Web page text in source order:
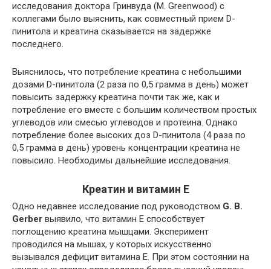
исследования доктора Гринвуда (М. Greenwood) с
коллегами было выяснить, как совместный прием D-
пинитола и креатина сказывается на задержке
последнего.
Выяснилось, что потребление креатина с небольшими
дозами D-пинитола (2 раза по 0,5 грамма в день) может
повысить задержку креатина почти так же, как и
потребление его вместе с большим количеством простых
углеводов или смесью углеводов и протеина. Однако
потребление более высоких доз D-пинитола (4 раза по
0,5 грамма в день) уровень концентрации креатина не
повысило. Необходимы дальнейшие исследования.
Креатин и витамин E
Одно недавнее исследование под руководством G. B.
Gerber выявило, что витамин Е способствует
поглощению креатина мышцами. Эксперимент
проводился на мышах, у которых искусственно
вызывался дефицит витамина Е. При этом состоянии на